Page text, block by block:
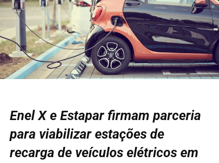
Enel X e Estapar firmam parceria
para viabilizar estações de
recarga de veículos elétricos em